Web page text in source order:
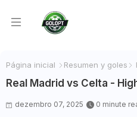
Página inicial Resumen y goles
Real Madrid vs Celta -
dezembro 07, 2025 0 minute